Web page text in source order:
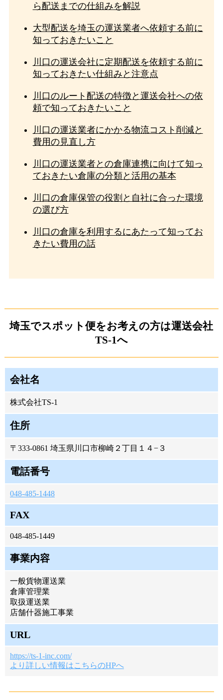
ら配送までの仕組みを解説
大型配送を埼玉の運送業者へ依頼する前に
知っておきたいこと
川口の運送会社に定期配送を依頼する前に
知っておきたい仕組みと注意点
川口のルート配送の特徴と運送会社への依
頼で知っておきたいこと
川口の運送業者にかかる物流コスト削減と
費用の見直し方
川口の運送業者との倉庫連携に向けて知っ
ておきたい倉庫の分類と活用の基本
川口の倉庫保管の役割と自社に合った環境
の選び方
川口の倉庫を利用するにあたって知ってお
きたい費用の話
埼玉でスポット便をお考えの方は運送会社
TS-1へ
会社名
株式会社TS-1
住所
〒333-0861 埼玉県川口市柳崎２丁目１４−３
電話番号
048-485-1448
FAX
048-485-1449
事業内容
一般貨物運送業
倉庫管理業
取扱運送業
店舗什器施工事業
URL
https://ts-1-inc.com/
より詳しい情報はこちらのHPへ